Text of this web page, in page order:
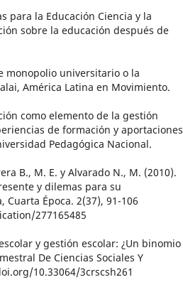
para la Educación Ciencia y la
sobre la educación después de
monopolio universitario o la
América Latina en Movimiento.
como elemento de la gestión
de formación y aportaciones
Pedagógica Nacional.
B., M. E. y Alvarado N., M. (2010).
y dilemas para su
Época. 2(37), 91-106
277165485
y gestión escolar: ¿Un binomio
De Ciencias Sociales Y
10.33064/3crscsh261